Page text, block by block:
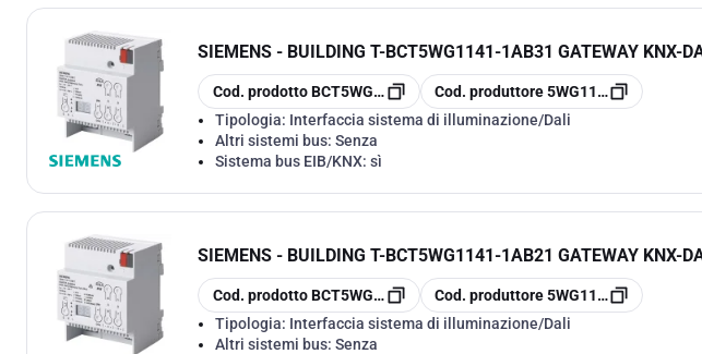
SIEMENS - BUILDING T-BCT5WG1141-1AB31 GATEWAY KNX-
copia
Cod. prodotto BCT5WG1141-1AB31
copia
Cod. produttore 5WG1141-1AB31
Tipologia: Interfaccia sistema di illuminazione/Dali
Altri sistemi bus: Senza
Sistema bus EIB/KNX: sì
SIEMENS - BUILDING T-BCT5WG1141-1AB21 GATEWAY KNX-
copia
Cod. prodotto BCT5WG1141-1AB21
copia
Cod. produttore 5WG1141-1AB21
Tipologia: Interfaccia sistema di illuminazione/Dali
Altri sistemi bus: Senza